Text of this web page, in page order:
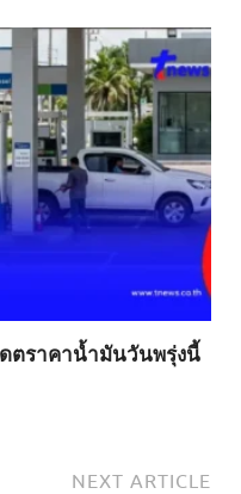
ตราคาน้ำมันวันพรุ่งนี้
NEXT ARTICLE